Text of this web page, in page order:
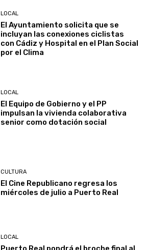
LOCAL
El Ayuntamiento solicita que se
incluyan las conexiones ciclistas
con Cádiz y Hospital en el Plan Social
por el Clima
LOCAL
El Equipo de Gobierno y el PP
impulsan la vivienda colaborativa
senior como dotación social
CULTURA
El Cine Republicano regresa los
miércoles de julio a Puerto Real
LOCAL